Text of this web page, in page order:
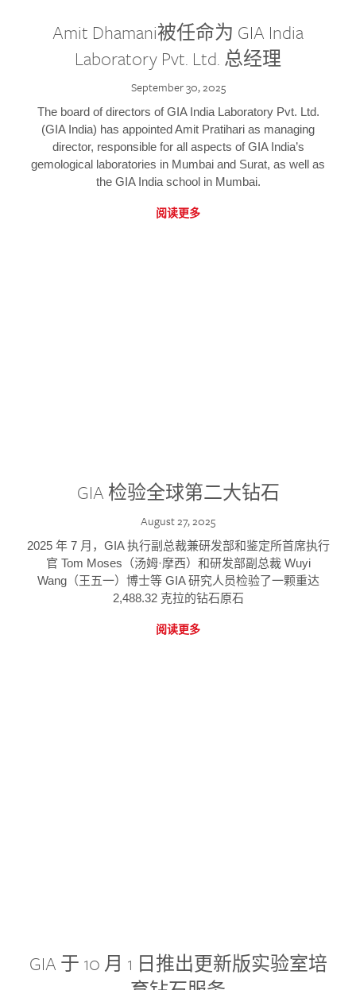
Amit Dhamani被任命为 GIA India
Laboratory Pvt. Ltd. 总经理
September 30, 2025
The board of directors of GIA India Laboratory Pvt. Ltd.
(GIA India) has appointed Amit Pratihari as managing
director, responsible for all aspects of GIA India’s
gemological laboratories in Mumbai and Surat, as well as
the GIA India school in Mumbai.
阅读更多
GIA 检验全球第二大钻石
August 27, 2025
2025 年 7 月，GIA 执行副总裁兼研发部和鉴定所首席执行
官 Tom Moses（汤姆·摩西）和研发部副总裁 Wuyi
Wang（王五一）博士等 GIA 研究人员检验了一颗重达
2,488.32 克拉的钻石原石
阅读更多
GIA 于 10 月 1 日推出更新版实验室培